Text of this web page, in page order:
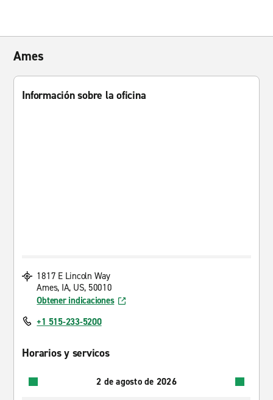
Ames
Información sobre la oficina
1817 E Lincoln Way
Ames, IA, US, 50010
Obtener indicaciones
+1 515-233-5200
Horarios y servicos
2 de agosto de 2026